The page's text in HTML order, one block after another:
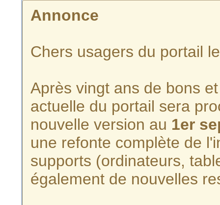
Annonce
Chers usagers du portail
Après vingt ans de bons
actuelle du portail sera
nouvelle version au 1er
une refonte complète de
supports (ordinateurs,
également de nouvelles